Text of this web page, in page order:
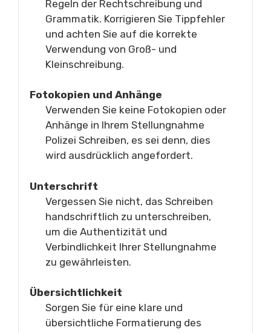
Regeln der Rechtschreibung und
Grammatik. Korrigieren Sie Tippfehler
und achten Sie auf die korrekte
Verwendung von Groß- und
Kleinschreibung.
Fotokopien und Anhänge
Verwenden Sie keine Fotokopien oder
Anhänge in Ihrem Stellungnahme
Polizei Schreiben, es sei denn, dies
wird ausdrücklich angefordert.
Unterschrift
Vergessen Sie nicht, das Schreiben
handschriftlich zu unterschreiben,
um die Authentizität und
Verbindlichkeit Ihrer Stellungnahme
zu gewährleisten.
Übersichtlichkeit
Sorgen Sie für eine klare und
übersichtliche Formatierung des